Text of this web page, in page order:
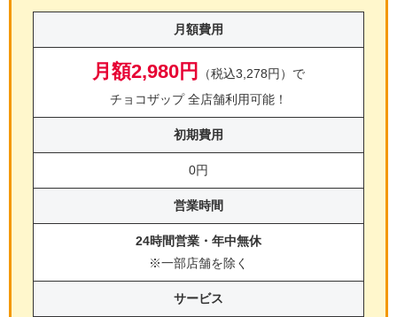
月額費用
月額2,980円
（税込3,278円）で
チョコザップ 全店舗利用可能！
初期費用
0円
営業時間
24時間営業・年中無休
※一部店舗を除く
サービス